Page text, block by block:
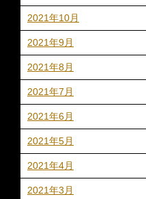
2021年10月
2021年9月
2021年8月
2021年7月
2021年6月
2021年5月
2021年4月
2021年3月